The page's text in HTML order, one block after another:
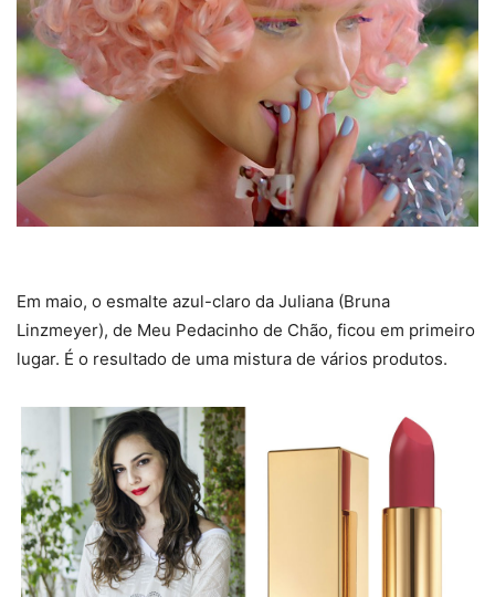
Em maio, o esmalte azul-claro da Juliana (Bruna
Linzmeyer), de Meu Pedacinho de Chão, ficou em primeiro
lugar. É o resultado de uma mistura de vários produtos.